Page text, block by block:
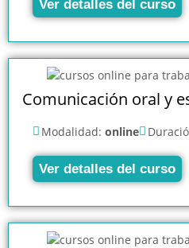
Ver detalles del curso
Comunicación oral y
Modalidad: online
Ver detalles del curso